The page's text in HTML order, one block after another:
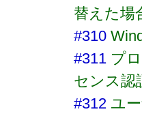
替えた場
#310
#311 プ
センス認
#312 ユ